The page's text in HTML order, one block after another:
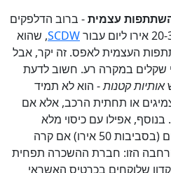
עצמית- ברוב הדלפקים
SCDW, שהוא
העצמית לאפס. זה יקר, אבל
שקלים במקרה רע. חשוב לדעת
אותיות קטנות- הוא לא תמיד
או תחתית הרכב, אלא אם
אפילו עם כיסוי מלא
תשלמו "דמי טיפול" קטנים (בסביבות 50 אירו) אם קרה
הזו: חברת ההשכרה תפחית
שלוקחים בכרטיס האשראי